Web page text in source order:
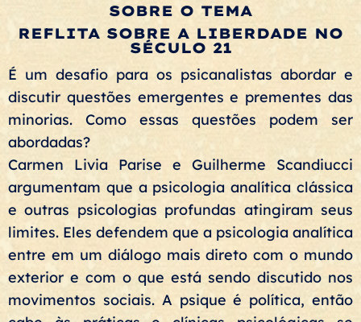
SOBRE O TEMA
REFLITA SOBRE A LIBERDADE NO
SÉCULO 21
É um desafio para os psicanalistas abordar e
discutir questões emergentes e prementes das
minorias. Como essas questões podem ser
abordadas?
Carmen Livia Parise e Guilherme Scandiucci
argumentam que a psicologia analítica clássica
e outras psicologias profundas atingiram seus
limites. Eles defendem que a psicologia analítica
entre em um diálogo mais direto com o mundo
exterior e com o que está sendo discutido nos
movimentos sociais. A psique é política, então